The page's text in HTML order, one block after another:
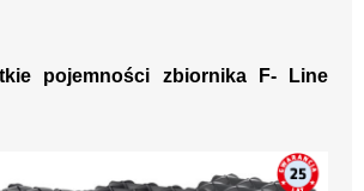
pojemności zbiornika F- Line